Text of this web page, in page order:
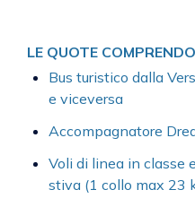
LE QUOTE
Bus turistico dalla
e viceversa
Accompagnatore
Voli di linea in classe
stiva (1 collo max 23